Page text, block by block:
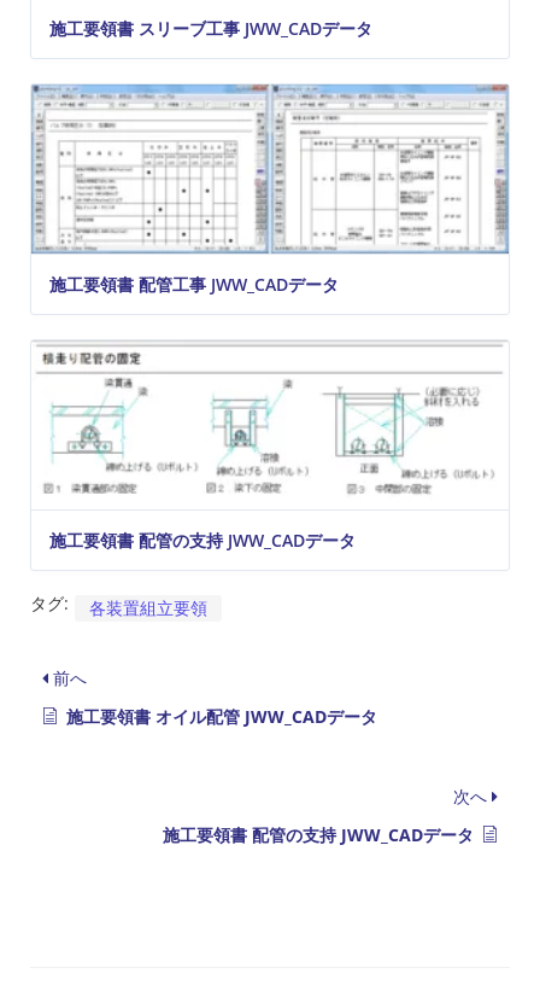
施工要領書 スリーブ工事 JWW_CADデータ
施工要領書 配管工事 JWW_CADデータ
施工要領書 配管の支持 JWW_CADデータ
タグ: 各装置組立要領
前へ
施工要領書 オイル配管 JWW_CADデータ
次へ
施工要領書 配管の支持 JWW_CADデータ